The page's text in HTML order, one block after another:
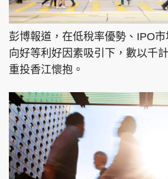
彭博報道，在低稅率優勢、IPO
向好等利好因素吸引下，數以千
重投香江懷抱。